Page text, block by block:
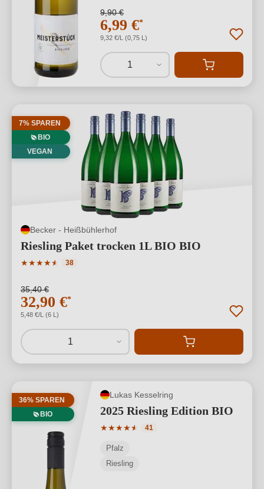
9,90 €
6,99 €*
9,32 €/L (0,75 L)
1
7% SPAREN
BIO
VEGAN
Becker - Heißbühlerhof
Riesling Paket trocken 1L BIO BIO
★★★★★
★
Durchschnittliche Bewertung von 4.95 von 5 Sternen
38
35,40 €
32,90 €*
5,48 €/L (6 L)
1
36% SPAREN
BIO
Lukas Kesselring
2025 Riesling Edition BIO
★★★★★
★
Durchschnittliche Bewertung von 4.88
41
Pfalz
Riesling